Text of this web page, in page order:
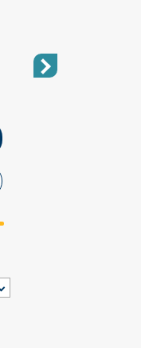
SPORT